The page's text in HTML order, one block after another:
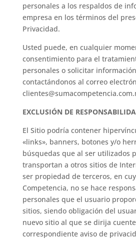
personales a los respaldos de
empresa en los términos del
Privacidad.
Usted puede, en cualquier
consentimiento para el
personales o solicitar
contactándonos al correo
EXCLUSIÓN DE
El Sitio podría contener
«links», banners, botones y/o
búsquedas que al ser utilizados
transportan a otros sitios de
ser propiedad de terceros, en
Competencia, no se hace
personales que el usuario
sitios, siendo obligación del
nuevo sitio al que se dirija
correspondiente aviso de